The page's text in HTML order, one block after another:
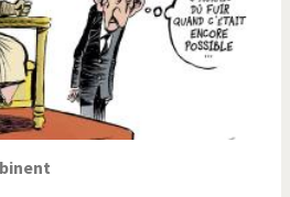
Israël - Palestine
L'Iran tremble
La Corée du Nord: guerre ou